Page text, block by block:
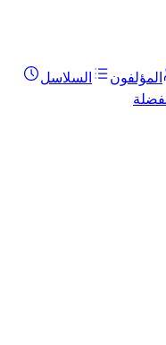
المؤلفون
السلاسل